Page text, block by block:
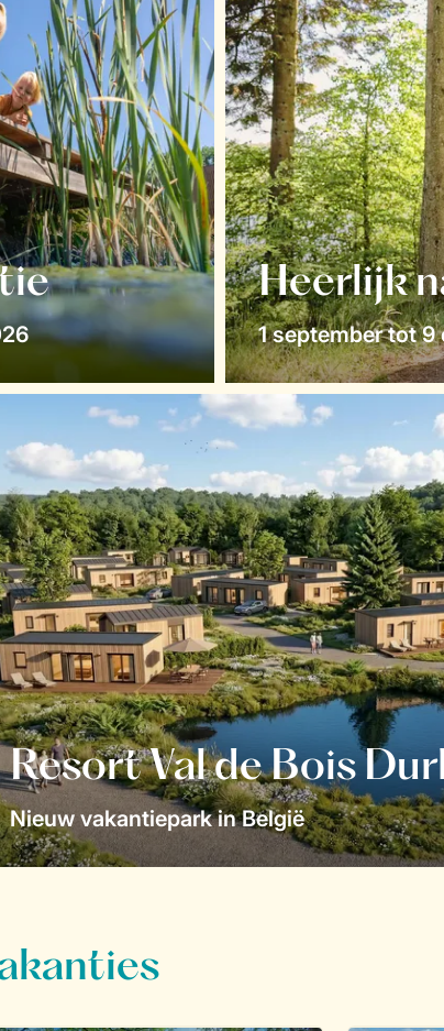
Heerlijk
1 september tot
Resort Val de Bois
Nieuw vakantiepark in België